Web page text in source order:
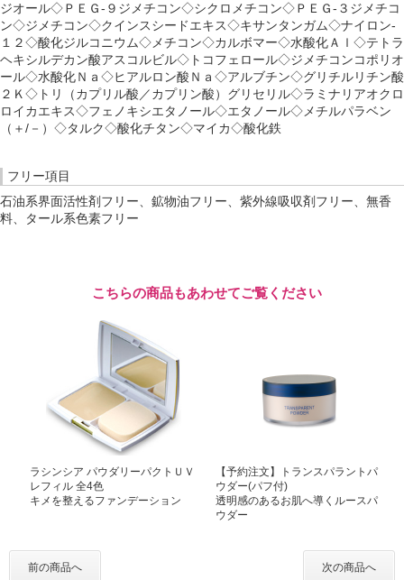
ジオール◇ＰＥＧ-９ジメチコン◇シクロメチコン◇ＰＥＧ-３ジメチコ
ン◇ジメチコン◇クインスシードエキス◇キサンタンガム◇ナイロン-
１２◇酸化ジルコニウム◇メチコン◇カルボマー◇水酸化Ａｌ◇テトラ
ヘキシルデカン酸アスコルビル◇トコフェロール◇ジメチコンコポリオ
ール◇水酸化Ｎａ◇ヒアルロン酸Ｎａ◇アルブチン◇グリチルリチン酸
２Ｋ◇トリ（カプリル酸／カプリン酸）グリセリル◇ラミナリアオクロ
ロイカエキス◇フェノキシエタノール◇エタノール◇メチルパラベン
（＋/－）◇タルク◇酸化チタン◇マイカ◇酸化鉄
フリー項目
石油系界面活性剤フリー、鉱物油フリー、紫外線吸収剤フリー、無香
料、タール系色素フリー
こちらの商品もあわせてご覧ください
ラシンシア パウダリーパクトＵＶ
レフィル 全4色
キメを整えるファンデーション
【予約注文】トランスパラントパ
ウダー(パフ付)
透明感のあるお肌へ導くルースパ
ウダー
前の商品へ 次の商品へ